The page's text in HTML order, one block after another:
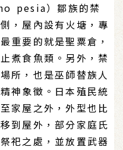
pesia）鄒族的禁
，屋內設有火塘，專
重要的就是聖粟倉，
煮食魚類。另外，禁
所，也是巫師替族人
神象徵。日本殖民統
家屋之外，外型也比
到屋外，部分家庭氏
祀之處，並放置武器